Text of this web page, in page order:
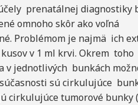
prenatálnej diagnostiky
omnoho skôr ako voľná
Problémom je najmä ich
v 1 ml krvi. Okrem toho
jednotlivých bunkách
sú cirkulujúce
cirkulujúce tumorové bunky